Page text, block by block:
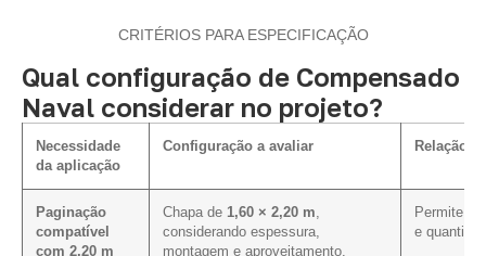
CRITÉRIOS PARA ESPECIFICAÇÃO
Qual configuração de Compensado
Naval considerar no projeto?
Necessidade
da aplicação
Configuração a avaliar Relação
Paginação
compatível
com 2,20 m
Chapa de 1,60 × 2,20 m
considerando espessura,
montagem e aproveitamento.
Permite
e